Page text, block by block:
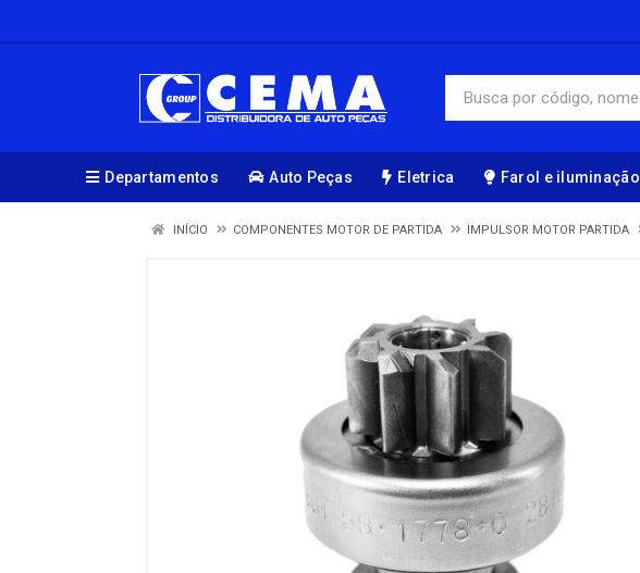
Departamentos Auto Peças Eletrica Farol e iluminação
INÍCIO COMPONENTES MOTOR DE PARTIDA IMPULSOR MOTOR PARTIDA